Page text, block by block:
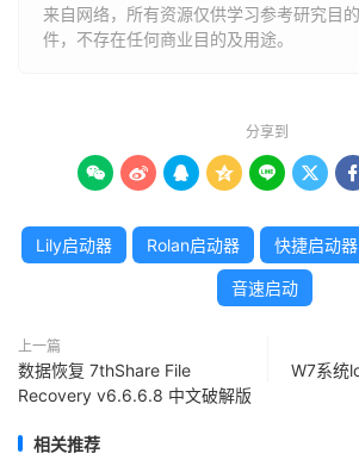
来自网络，所有资源仅供学习参考研究目
件，不存在任何商业目的及用途。
分享到
      
Lily启动器 Rolan启动器 快捷启动器
音速启动
上一篇
数据恢复 7thShare File
Recovery v6.6.6.8 中文破解版
W7系统
相关推荐